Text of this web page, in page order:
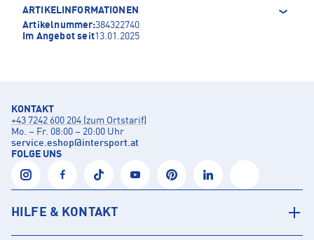
ARTIKELINFORMATIONEN
Artikelnummer:384322740
Im Angebot seit13.01.2025
KONTAKT
+43 7242 600 204 (zum Ortstarif)
Mo. – Fr. 08:00 – 20:00 Uhr
service.eshop@intersport.at
FOLGE UNS
HILFE & KONTAKT